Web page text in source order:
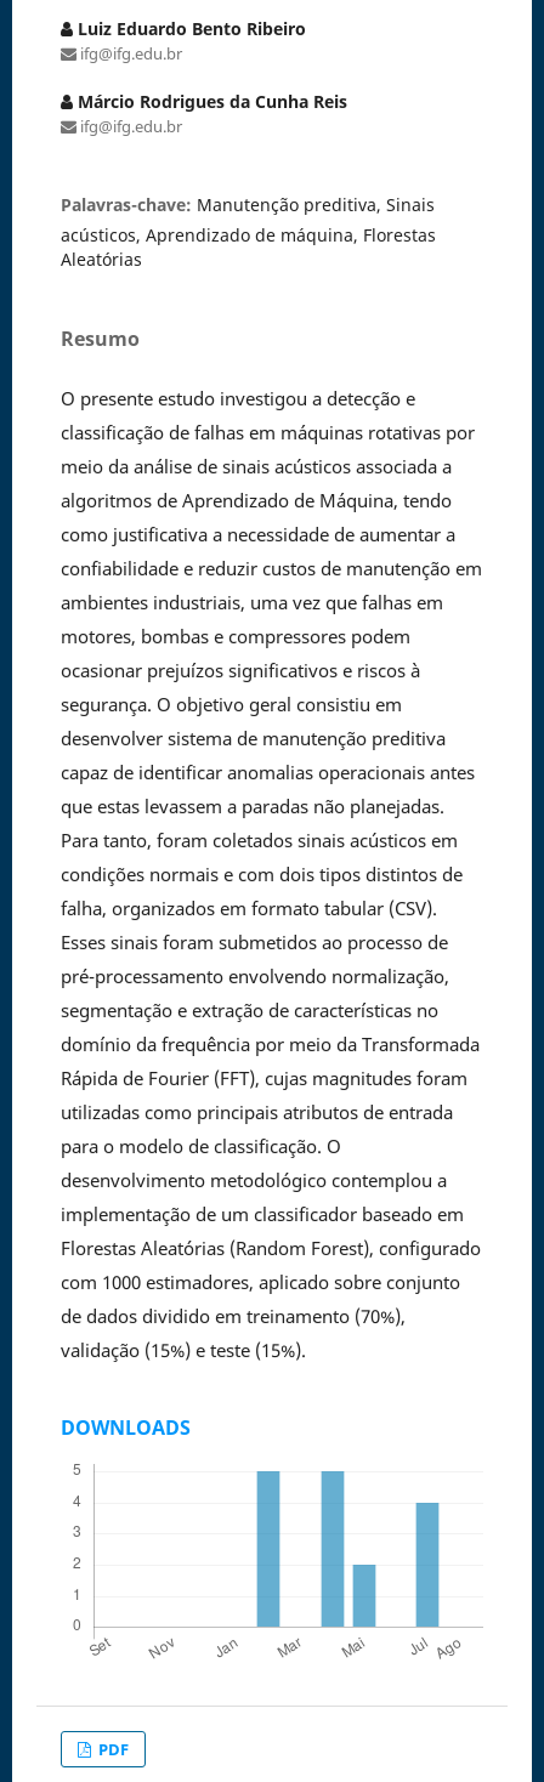
Luiz Eduardo Bento Ribeiro
ifg@ifg.edu.br
Márcio Rodrigues da Cunha Reis
ifg@ifg.edu.br
Palavras-chave: Manutenção preditiva, Sinais
acústicos, Aprendizado de máquina, Florestas
Aleatórias
Resumo
O presente estudo investigou a detecção e
classificação de falhas em máquinas rotativas por
meio da análise de sinais acústicos associada a
algoritmos de Aprendizado de Máquina, tendo
como justificativa a necessidade de aumentar a
confiabilidade e reduzir custos de manutenção em
ambientes industriais, uma vez que falhas em
motores, bombas e compressores podem
ocasionar prejuízos significativos e riscos à
segurança. O objetivo geral consistiu em
desenvolver sistema de manutenção preditiva
capaz de identificar anomalias operacionais antes
que estas levassem a paradas não planejadas.
Para tanto, foram coletados sinais acústicos em
condições normais e com dois tipos distintos de
falha, organizados em formato tabular (CSV).
Esses sinais foram submetidos ao processo de
pré-processamento envolvendo normalização,
segmentação e extração de características no
domínio da frequência por meio da Transformada
Rápida de Fourier (FFT), cujas magnitudes foram
utilizadas como principais atributos de entrada
para o modelo de classificação. O
desenvolvimento metodológico contemplou a
implementação de um classificador baseado em
Florestas Aleatórias (Random Forest), configurado
com 1000 estimadores, aplicado sobre conjunto
de dados dividido em treinamento (70%),
validação (15%) e teste (15%).
DOWNLOADS
PDF